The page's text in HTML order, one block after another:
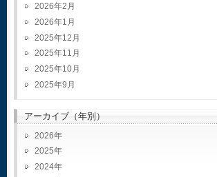
2026年2月
2026年1月
2025年12月
2025年11月
2025年10月
2025年9月
アーカイブ（年別）
2026
2025
2024